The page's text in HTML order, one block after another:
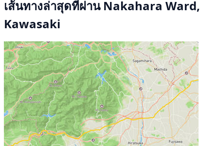
เส้นทางล่าสุดที่ผ่าน Nakahara Ward,
Kawasaki